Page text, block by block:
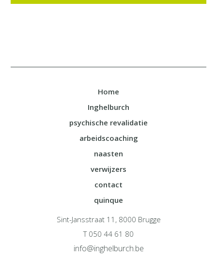
Home
Inghelburch
psychische revalidatie
arbeidscoaching
naasten
verwijzers
contact
quinque
Sint-Jansstraat 11, 8000 Brugge
T 050 44 61 80
info@inghelburch.be